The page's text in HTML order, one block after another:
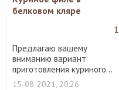
белковом кляре
1
Предлагаю вашему
вниманию вариант
приготовления куриного...
15-08-2021, 20:26